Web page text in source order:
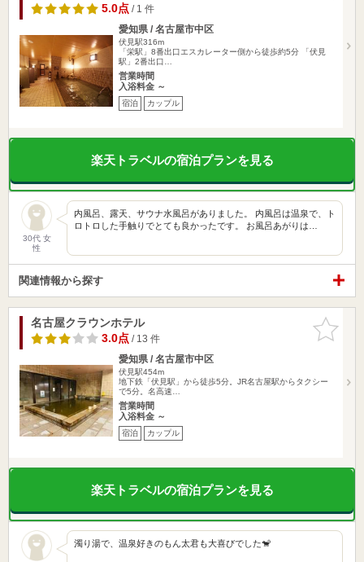
5.0点/ 1 件
愛知県 / 名古屋市中区
伏見駅316m
「栄駅」8番出口エスカレーター側から徒歩約5分 「伏見
駅」2番出口…
営業時間
入浴料金 ～
宿泊 カップル
楽天トラベルの宿泊プランを見る
30代 女
性
内風呂、露天、サウナ水風呂がありました。 内風呂は温泉で、ト
ロトロした手触りでとても良かったです。 お風呂あがりは…
関連情報から探す
お気に入
りに追加
名古屋クラウンホテル
3.0点/ 13 件
愛知県 / 名古屋市中区
伏見駅454m
地下鉄「伏見駅」から徒歩5分。JR名古屋駅からタクシー
で5分。名高速…
営業時間
入浴料金 ～
宿泊 カップル
楽天トラベルの宿泊プランを見る
濁り湯で、温泉好きのもん太君も大喜びでした🐒